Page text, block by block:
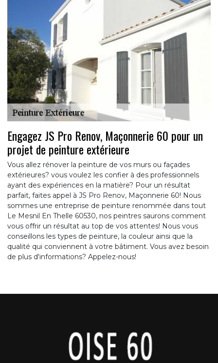
Engagez JS Pro Renov, Maçonnerie 60 pour un
projet de peinture extérieure
Vous allez rénover la peinture de vos murs ou façades
extérieures? vous voulez les confier à des professionnels
ayant des expériences en la matière? Pour un résultat
parfait, faites appel à JS Pro Renov, Maçonnerie 60! Nous
sommes une entreprise de peinture renommée dans tout
Le Mesnil En Thelle 60530, nos peintres saurons comment
vous offrir un résultat au top de vos attentes! Nous vous
conseillons les types de peinture, la couleur ainsi que la
qualité qui conviennent à votre bâtiment. Vous avez besoin
de plus d'informations? Appelez-nous!